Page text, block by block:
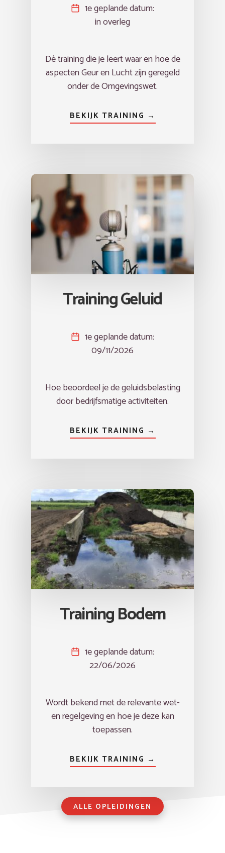
1e geplande datum:
in overleg
Dé training die je leert waar en hoe de
aspecten Geur en Lucht zijn geregeld
onder de Omgevingswet.
BEKIJK TRAINING →
Training Geluid
1e geplande datum:
09/11/2026
Hoe beoordeel je de geluidsbelasting
door bedrijfsmatige activiteiten.
BEKIJK TRAINING →
Training Bodem
1e geplande datum:
22/06/2026
Wordt bekend met de relevante wet-
en regelgeving en hoe je deze kan
toepassen.
BEKIJK TRAINING →
ALLE OPLEIDINGEN